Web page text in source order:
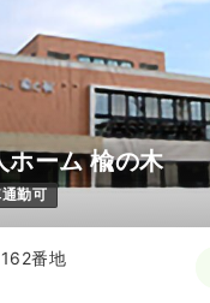
ホーム 楡の木
勤可
番地